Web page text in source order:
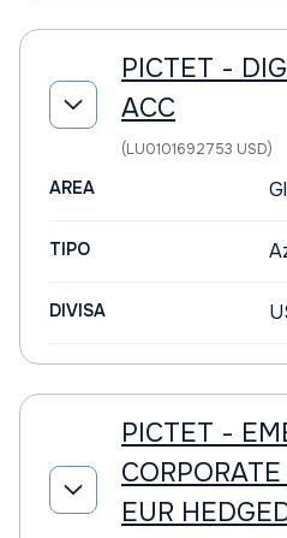
PICTET -
ACC
(LU0101692753 USD)
AREA
TIPO
DIVISA
PICTET -
EUR